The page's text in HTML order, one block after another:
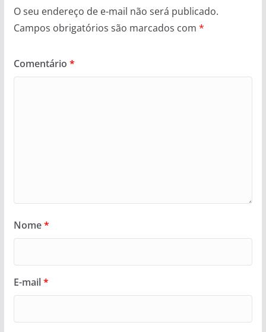
O seu endereço de e-mail não será publicado.
Campos obrigatórios são marcados com *
Comentário *
Nome*
E-mail*